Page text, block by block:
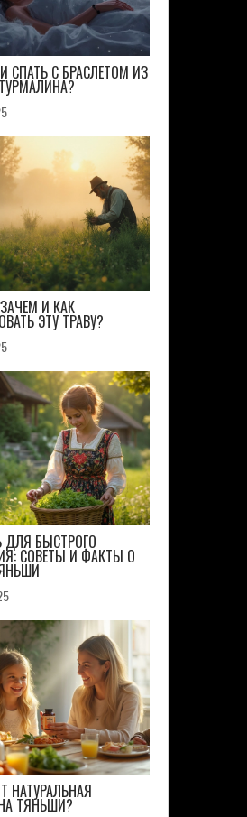
СПАТЬ С БРАСЛЕТОМ ИЗ
И КАК
ЭТУ ТРАВУ?
ДЛЯ БЫСТРОГО
СОВЕТЫ И ФАКТЫ О
НАТУРАЛЬНАЯ
ТЯНЬШИ?